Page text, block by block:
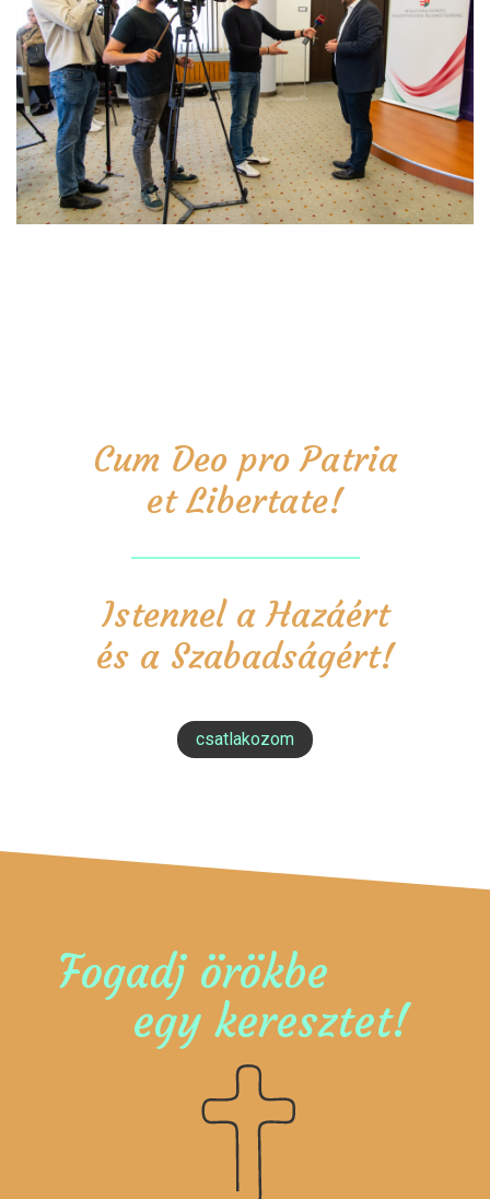
Cum Deo pro Patria
et Libertate!
Istennel a Hazáért
és a Szabadságért!
csatlakozom
Fogadj örökbe
egy keresztet!